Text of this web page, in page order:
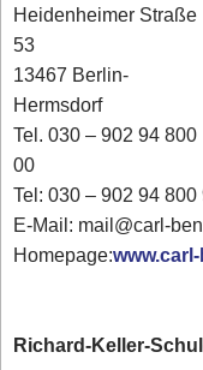
Heidenheimer Straße
53
13467 Berlin-
Hermsdorf
Tel. 030 – 902 94 800
00
Tel: 030 – 902 94 800
E-Mail: mail@carl-
Homepage:
Richard-Keller-